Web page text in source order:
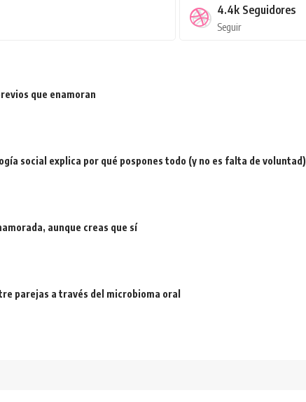
4.4k Seguidores
Seguir
que enamoran
social explica por qué pospones todo (y no es falta de voluntad)
aunque creas que sí
parejas a través del microbioma oral